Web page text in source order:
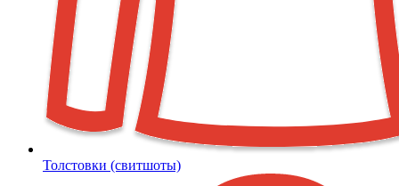
Толстовки (свитшоты)